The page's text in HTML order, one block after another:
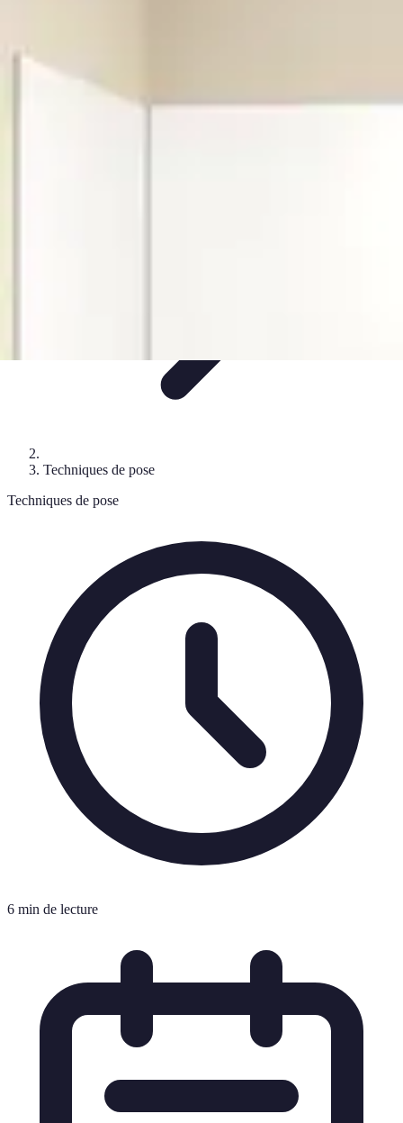
Carreleur Expert
Techniques de pose
Techniques de pose
6 min de lecture